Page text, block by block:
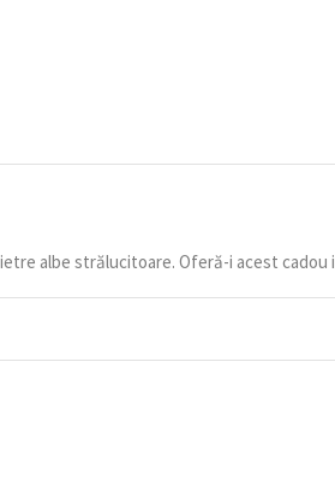
albe strălucitoare. Oferă-i acest cadou